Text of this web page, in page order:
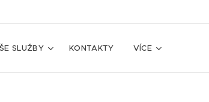
SLUŽBY KONTAKTY VÍCE